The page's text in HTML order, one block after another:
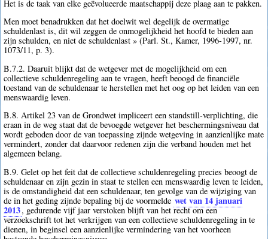
Het is de taak van elke geëvolueerde maatschappij deze plaag aan te pakken.
Men moet benadrukken dat het doelwit wel degelijk de overmatige
schuldenlast is, dit wil zeggen de onmogelijkheid het hoofd te bieden aan
zijn schulden, en niet de schuldenlast » (Parl. St., Kamer, 1996-1997, nr.
1073/11, p. 3).
B.7.2. Daaruit blijkt dat de wetgever met de mogelijkheid om een
collectieve schuldenregeling aan te vragen, heeft beoogd de financiële
toestand van de schuldenaar te herstellen met het oog op het leiden van een
menswaardig leven.
B.8. Artikel 23 van de Grondwet impliceert een standstill-verplichting, die
eraan in de weg staat dat de bevoegde wetgever het beschermingsniveau dat
wordt geboden door de van toepassing zijnde wetgeving in aanzienlijke mate
vermindert, zonder dat daarvoor redenen zijn die verband houden met het
algemeen belang.
B.9. Gelet op het feit dat de collectieve schuldenregeling precies beoogt de
schuldenaar en zijn gezin in staat te stellen een menswaardig leven te leiden,
is de omstandigheid dat een schuldenaar, ten gevolge van de wijziging van
de in het geding zijnde bepaling bij de voormelde wet van 14 januari
2013, gedurende vijf jaar verstoken blijft van het recht om een
verzoekschrift tot het verkrijgen van een collectieve schuldenregeling in te
dienen, in beginsel een aanzienlijke vermindering van het voorheen